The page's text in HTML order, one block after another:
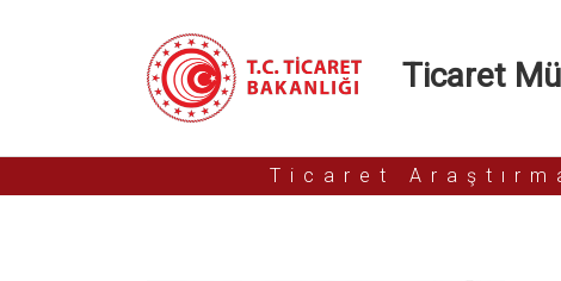
Ticaret
Ticaret